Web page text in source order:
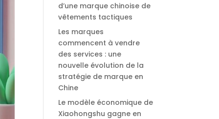
d’une marque chinoise de
vêtements tactiques
Les marques
commencent à vendre
des services : une
nouvelle évolution de la
stratégie de marque en
Chine
Le modèle économique de
Xiaohongshu gagne en